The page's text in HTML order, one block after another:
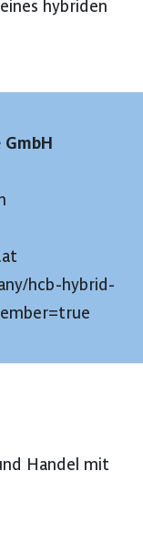
hybriden
GmbH
hcb-hybrid-
Handel mit